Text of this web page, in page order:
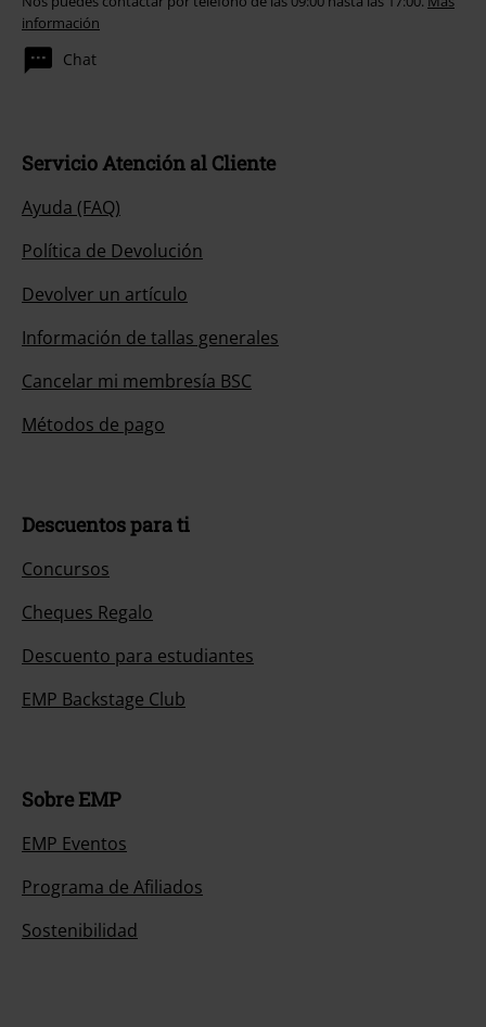
información
Chat
Servicio Atención al Cliente
Ayuda (FAQ)
Política de Devolución
Devolver un artículo
Información de tallas generales
Cancelar mi membresía BSC
Métodos de pago
Descuentos para ti
Concursos
Cheques Regalo
Descuento para estudiantes
EMP Backstage Club
Sobre EMP
EMP Eventos
Programa de Afiliados
Sostenibilidad